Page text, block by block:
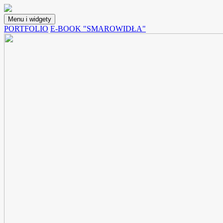
Przejdź
do
treści
Lunchoteka
Blog z przepisami na potrawy, które możemy spakować do
Menu i widgety
PORTFOLIO E-BOOK "SMAROWIDŁA"